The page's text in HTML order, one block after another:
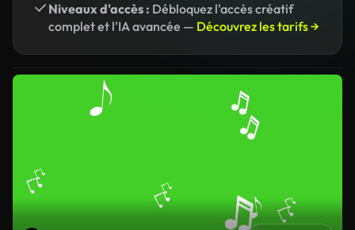
Niveaux d'accès : Débloquez l'accès créatif
complet et l'IA avancée — Découvrez les tarifs →